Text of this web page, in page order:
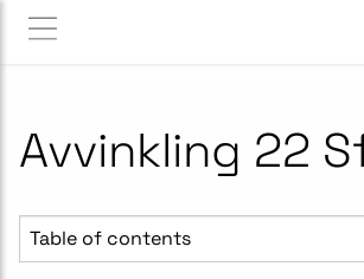
Avvinkling 22
Table of contents